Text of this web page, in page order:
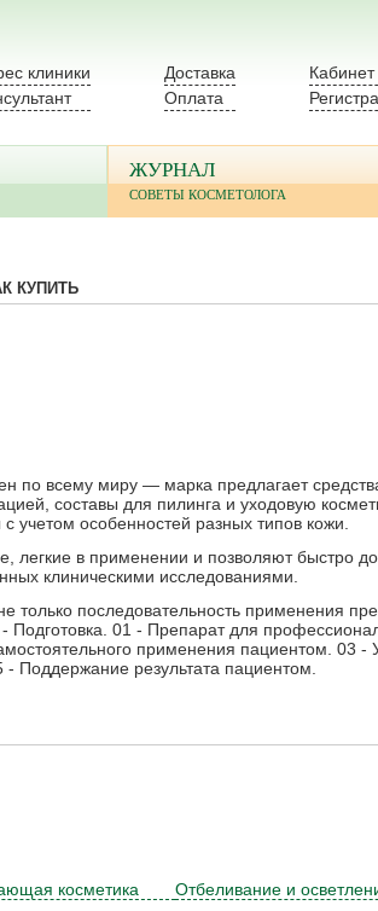
клиники
Доставка
Оплата
Кабинет
ЖУРНАЛ
СОВЕТЫ КОСМЕТОЛОГА
КУПИТЬ
по всему миру — марка предлагает
составы для пилинга и уходовую
учетом особенностей разных типов кожи.
легкие в применении и позволяют быстро
клиническими исследованиями.
только последовательность применения
Подготовка. 01 - Препарат для
применения пациентом. 03 -
Поддержание результата пациентом.
косметика
Отбеливание и